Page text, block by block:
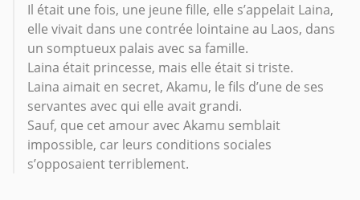
Il était une fois, une jeune fille, elle s’appelait Laina,
elle vivait dans une contrée lointaine au Laos, dans
un somptueux palais avec sa famille.
Laina était princesse, mais elle était si triste.
Laina aimait en secret, Akamu, le fils d’une de ses
servantes avec qui elle avait grandi.
Sauf, que cet amour avec Akamu semblait
impossible, car leurs conditions sociales
s’opposaient terriblement.